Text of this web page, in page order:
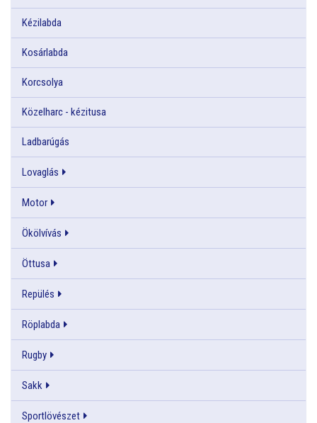
Kézilabda
Kosárlabda
Korcsolya
Közelharc - kézitusa
Ladbarúgás
Lovaglás
Motor
Ökölvívás
Öttusa
Repülés
Röplabda
Rugby
Sakk
Sportlövészet